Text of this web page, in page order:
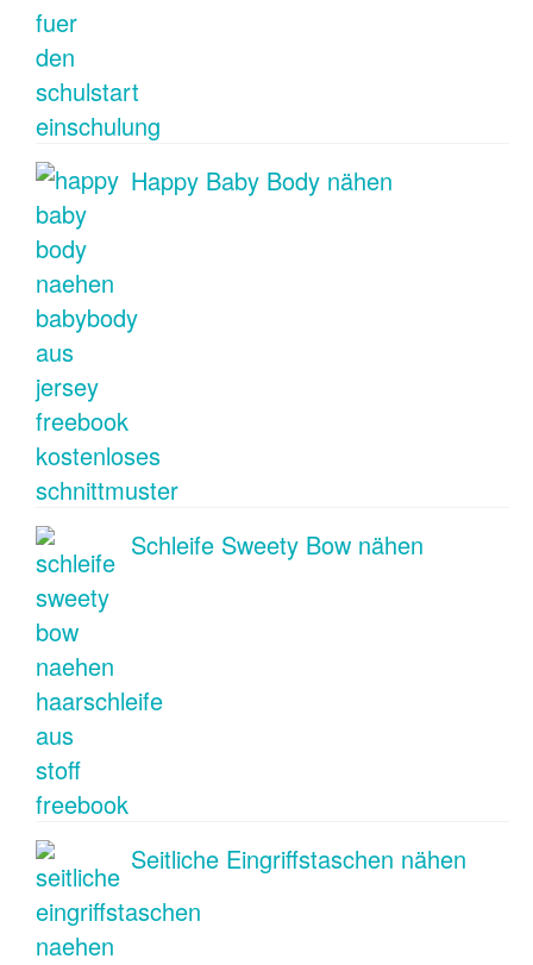
Happy Baby Body nähen
Schleife Sweety Bow nähen
Seitliche Eingriffstaschen nähen